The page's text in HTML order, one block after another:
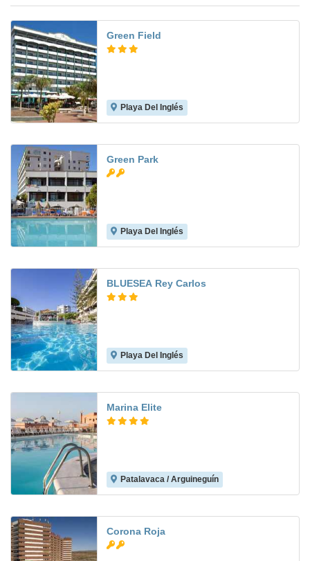
Green Field
Playa Del Inglés
Green Park
Playa Del Inglés
BLUESEA Rey Carlos
Playa Del Inglés
Marina Elite
Patalavaca / Arguineguín
Corona Roja